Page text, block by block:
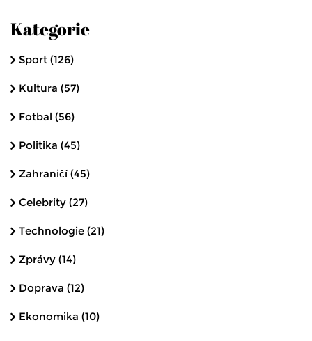
Kategorie
Sport (126)
Kultura (57)
Fotbal (56)
Politika (45)
Zahraničí(45)
Celebrity (27)
Technologie (21)
Zprávy (14)
Doprava (12)
Ekonomika (10)